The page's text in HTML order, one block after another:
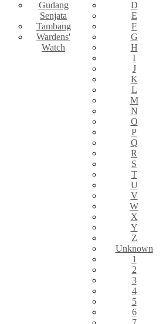
Gudang
Senjata
Tambang
Wardens'
Watch
D
E
F
G
H
I
J
K
L
M
N
O
P
Q
R
S
T
U
V
W
X
Y
Z
Unknown
1
2
3
4
5
6